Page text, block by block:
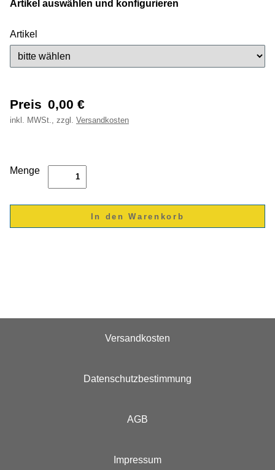
Artikel auswählen und konfigurieren
Artikel
Preis 0,00 €
inkl. MWSt., zzgl. Versandkosten
Menge
Versandkosten
Datenschutzbestimmung
AGB
Impressum